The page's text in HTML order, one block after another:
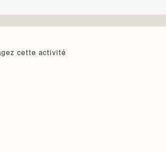
cette activité